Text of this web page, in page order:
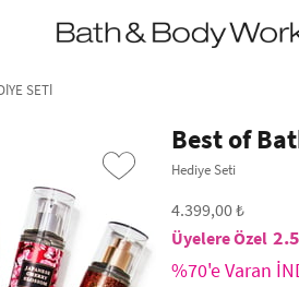
ve Üzeri Kargo Ücretsiz!•
SETI
Best of
Hediye Seti
4.399,00 ₺
%70'e Varan